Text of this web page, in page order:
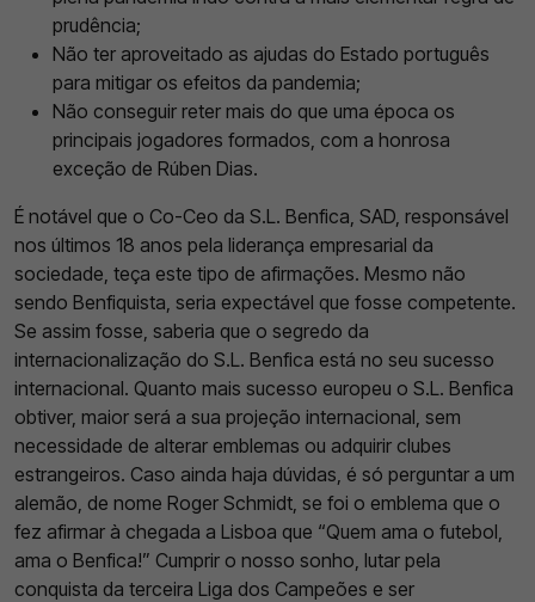
prudência;
Não ter aproveitado as ajudas do Estado português
para mitigar os efeitos da pandemia;
Não conseguir reter mais do que uma época os
principais jogadores formados, com a honrosa
exceção de Rúben Dias.
É notável que o Co-Ceo da S.L. Benfica, SAD, responsável
nos últimos 18 anos pela liderança empresarial da
sociedade, teça este tipo de afirmações. Mesmo não
sendo Benfiquista, seria expectável que fosse competente.
Se assim fosse, saberia que o segredo da
internacionalização do S.L. Benfica está no seu sucesso
internacional. Quanto mais sucesso europeu o S.L. Benfica
obtiver, maior será a sua projeção internacional, sem
necessidade de alterar emblemas ou adquirir clubes
estrangeiros. Caso ainda haja dúvidas, é só perguntar a um
alemão, de nome Roger Schmidt, se foi o emblema que o
fez afirmar à chegada a Lisboa que “Quem ama o futebol,
ama o Benfica!” Cumprir o nosso sonho, lutar pela
conquista da terceira Liga dos Campeões e ser